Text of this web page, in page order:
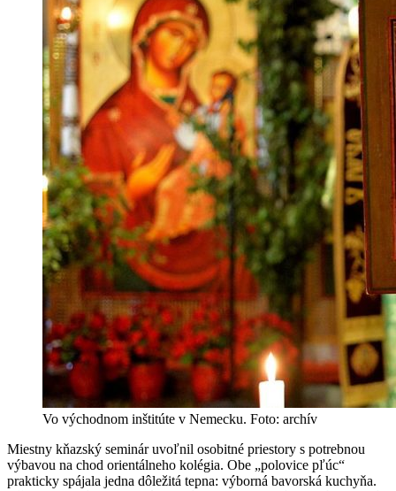
Vo východnom inštitúte v Nemecku. Foto: archív
Miestny kňazský seminár uvoľnil osobitné priestory s potrebnou
výbavou na chod orientálneho kolégia. Obe „polovice pľúc“
prakticky spájala jedna dôležitá tepna: výborná bavorská kuchyňa.